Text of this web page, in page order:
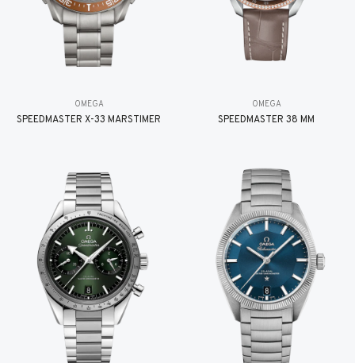
OMEGA
SPEEDMASTER X-33 MARSTIMER
OMEGA
SPEEDMASTER 38 MM